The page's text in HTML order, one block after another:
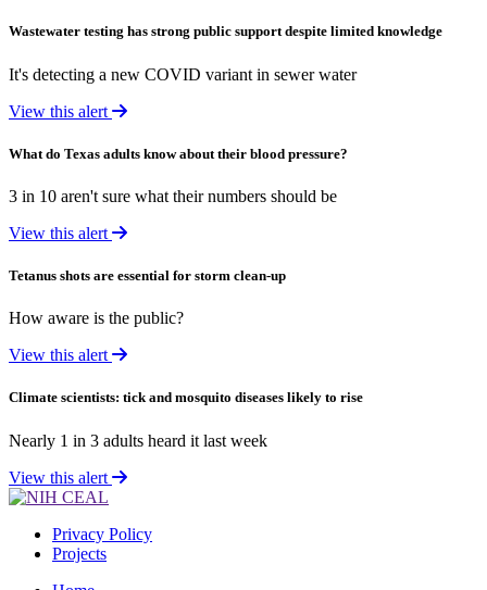
Wastewater testing has strong public support despite limited knowledge
It's detecting a new COVID variant in sewer water
View this alert
What do Texas adults know about their blood pressure?
3 in 10 aren't sure what their numbers should be
View this alert
Tetanus shots are essential for storm clean-up
How aware is the public?
View this alert
Climate scientists: tick and mosquito diseases likely to rise
Nearly 1 in 3 adults heard it last week
View this alert
Privacy Policy
Projects